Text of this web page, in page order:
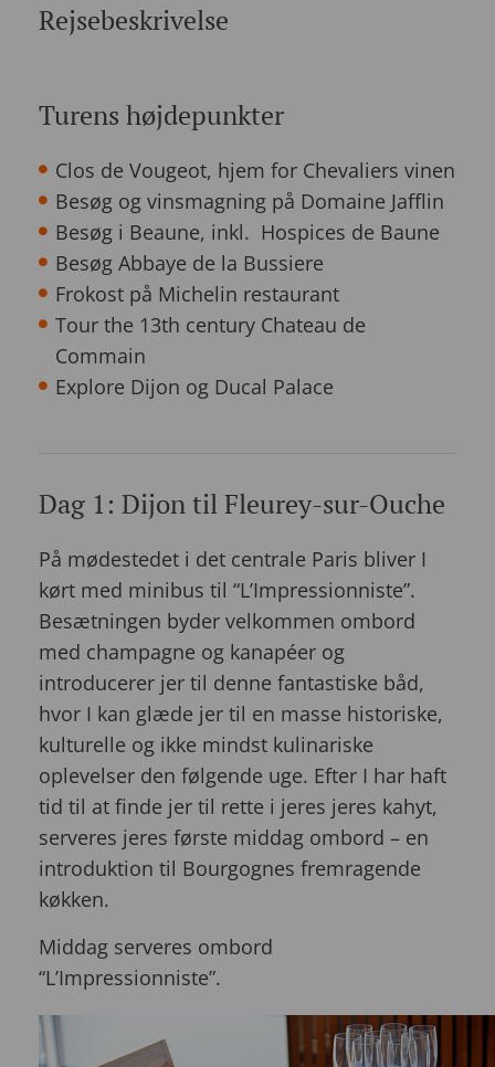
Rejsebeskrivelse
Turens højdepunkter
Clos de Vougeot, hjem for Chevaliers vinen
Besøg og vinsmagning på Domaine Jafflin
Besøg i Beaune, inkl. Hospices de Baune
Besøg Abbaye de la Bussiere
Frokost på Michelin restaurant
Tour the 13th century Chateau de
Commain
Explore Dijon og Ducal Palace
Dag 1: Dijon til Fleurey-sur-Ouche
På mødestedet i det centrale Paris bliver I
kørt med minibus til “L’Impressionniste”.
Besætningen byder velkommen ombord
med champagne og kanapéer og
introducerer jer til denne fantastiske båd,
hvor I kan glæde jer til en masse historiske,
kulturelle og ikke mindst kulinariske
oplevelser den følgende uge. Efter I har haft
tid til at finde jer til rette i jeres jeres kahyt,
serveres jeres første middag ombord – en
introduktion til Bourgognes fremragende
køkken.
Middag serveres ombord
“L’Impressionniste”.